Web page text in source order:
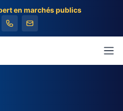
en marchés publics